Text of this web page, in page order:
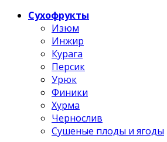
Сухофрукты
Изюм
Инжир
Курага
Персик
Урюк
Финики
Хурма
Чернослив
Сушеные плоды и ягоды